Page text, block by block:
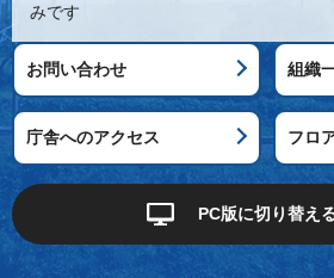
みです
お問い合わせ 組織
庁舎へのアクセス フロ
PC版に切り替え